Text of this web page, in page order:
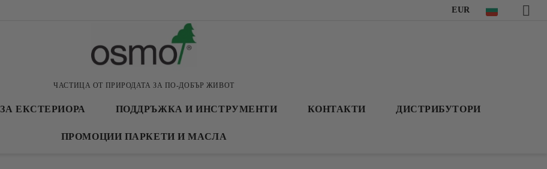
EUR
ЧАСТИЦА ОТ ПРИРОДАТА ЗА ПО-ДОБЪР ЖИВОТ
ЗА ЕКСТЕРИОРА ПОДДРЪЖКА И ИНСТРУМЕНТИ КОНТАКТИ ДИСТРИБУТОРИ
ПРОМОЦИИ ПАРКЕТИ И МАСЛА